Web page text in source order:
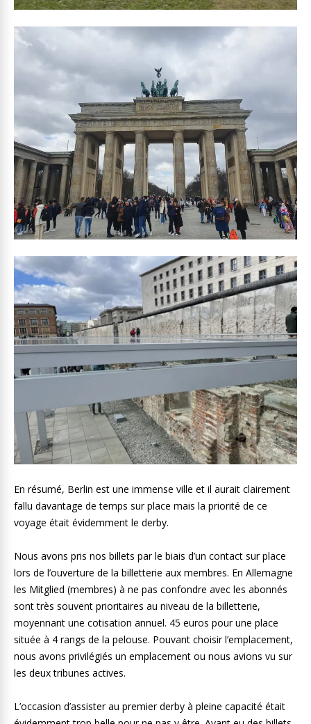
En résumé, Berlin est une immense ville et il aurait clairement
fallu davantage de temps sur place mais la priorité de ce
voyage était évidemment le derby.
Nous avons pris nos billets par le biais d’un contact sur place
lors de l’ouverture de la billetterie aux membres. En Allemagne
les Mitglied (membres) à ne pas confondre avec les abonnés
sont très souvent prioritaires au niveau de la billetterie,
moyennant une cotisation annuel. 45 euros pour une place
située à 4 rangs de la pelouse. Pouvant choisir l’emplacement,
nous avons privilégiés un emplacement ou nous avions vu sur
les deux tribunes actives.
L’occasion d’assister au premier derby à pleine capacité était